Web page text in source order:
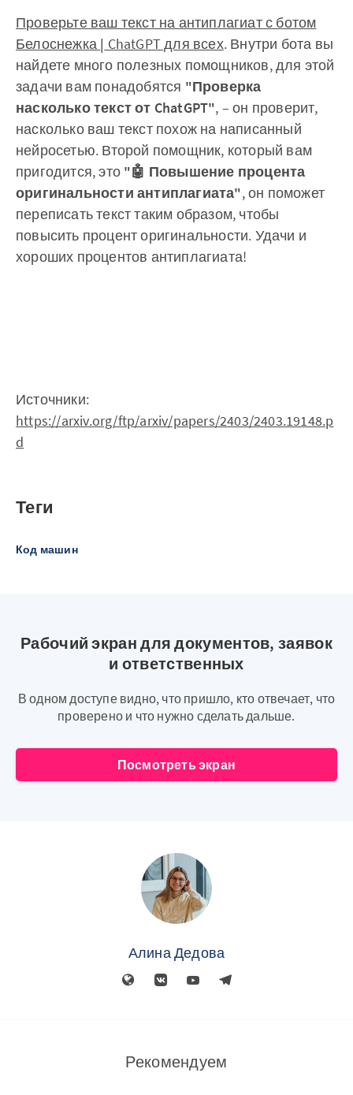
Проверьте ваш текст на антиплагиат с ботом
Белоснежка | ChatGPT для всех. Внутри бота вы
найдете много полезных помощников, для этой
задачи вам понадобятся "Проверка
насколько текст от ChatGPT", – он проверит,
насколько ваш текст похож на написанный
нейросетью. Второй помощник, который вам
пригодится, это "🤖 Повышение процента
оригинальности антиплагиата", он поможет
переписать текст таким образом, чтобы
повысить процент оригинальности. Удачи и
хороших процентов антиплагиата!
Источники:
https://arxiv.org/ftp/arxiv/papers/2403/2403.19148.p
d
Теги
Код машин
Рабочий экран для документов, заявок
и ответственных
В одном доступе видно, что пришло, кто отвечает, что
проверено и что нужно сделать дальше.
Посмотреть экран
Алина Дедова
Рекомендуем